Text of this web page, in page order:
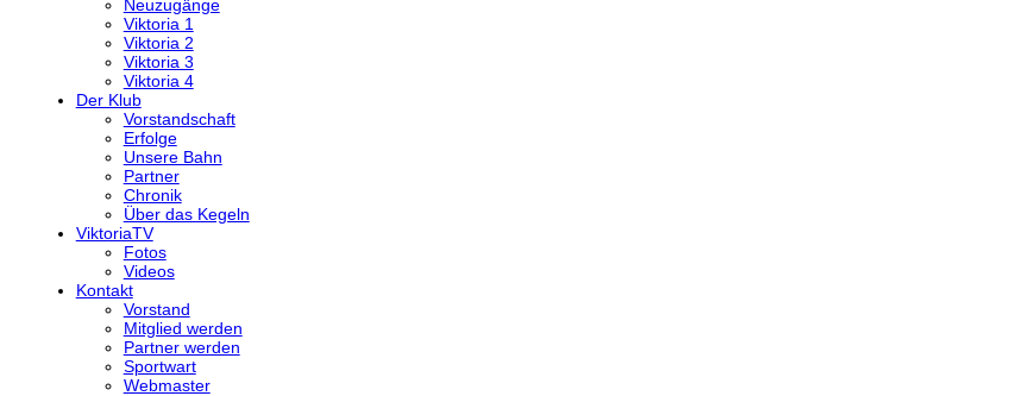
Neuzugänge
Viktoria 1
Viktoria 2
Viktoria 3
Viktoria 4
Der Klub
Vorstandschaft
Erfolge
Unsere Bahn
Partner
Chronik
Über das Kegeln
ViktoriaTV
Fotos
Videos
Kontakt
Vorstand
Mitglied werden
Partner werden
Sportwart
Webmaster